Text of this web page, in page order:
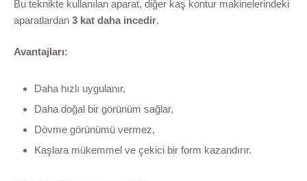
Bu teknikte kullanılan aparat, diğer kaş kontur makinelerindeki
aparatlardan 3 kat daha incedir.
Avantajları:
Daha hızlı uygulanır,
Daha doğal bir görünüm sağlar,
Dövme görünümü vermez,
Kaşlara mükemmel ve çekici bir form kazandırır.